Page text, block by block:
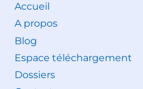
Accueil
A propos
Blog
Espace téléchargement
Dossiers